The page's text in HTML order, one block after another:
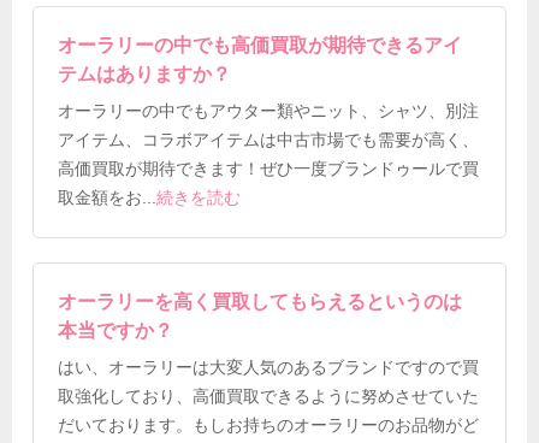
オーラリーの中でも高価買取が期待できるアイ
テムはありますか？
オーラリーの中でもアウター類やニット、シャツ、別注
アイテム、コラボアイテムは中古市場でも需要が高く、
高価買取が期待できます！ぜひ一度ブランドゥールで買
取金額をお...続きを読む
オーラリーを高く買取してもらえるというのは
本当ですか？
はい、オーラリーは大変人気のあるブランドですので買
取強化しており、高価買取できるように努めさせていた
だいております。もしお持ちのオーラリーのお品物がど